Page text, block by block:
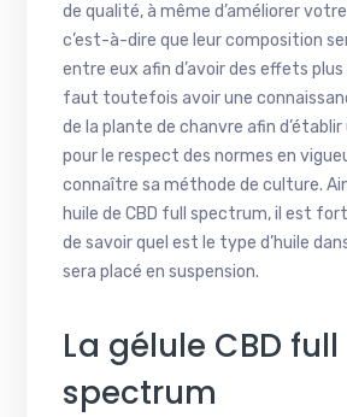
de qualité, à même d’améliorer
c’est-à-dire que leur composition
entre eux afin d’avoir des effets plus
faut toutefois avoir une
de la plante de chanvre afin
pour le respect des normes en
connaître sa méthode de culture.
huile de CBD full spectrum, il est
de savoir quel est le type d’huile
sera placé en suspension.
La gélule CBD full
spectrum